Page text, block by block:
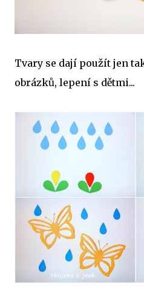
Tvary se dají použít jen
obrázků, lepení s dětmi...